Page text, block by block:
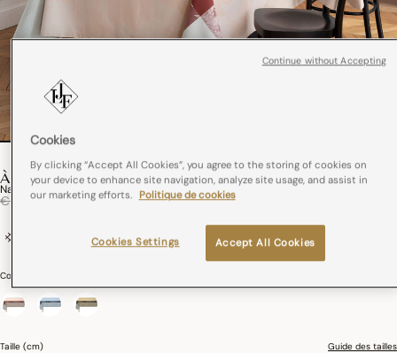
À LA FRANÇAISE
Nappe À La Française Coton
Réduction de
€ 89,00à
€ 53,40
France
Couleurs :
Taille (cm) Guide des tailles
Cookies
By clicking “Accept All Cookies”, you agree to the storing of cookies on
your device to enhance site navigation, analyze site usage, and assist in
our marketing efforts. Politique de cookies
Accept All Cookies
Cookies Settings
Continue without Accepting